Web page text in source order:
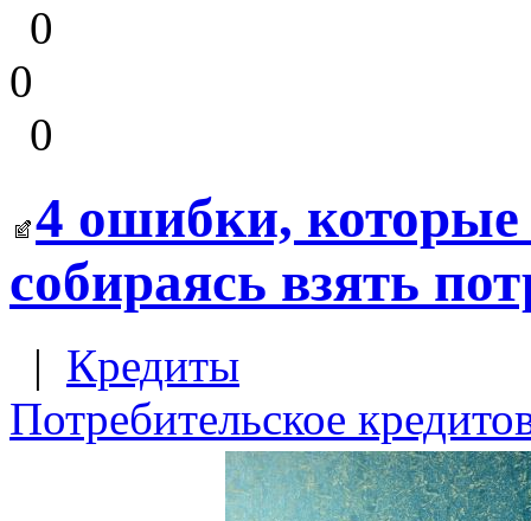
0
0
0
4 ошибки,
собираясь взять
| Кредиты
Потребительское